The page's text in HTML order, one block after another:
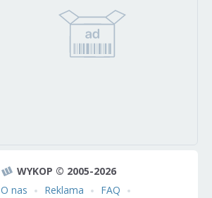
WYKOP © 2005-2026
O nas
Reklama
FAQ